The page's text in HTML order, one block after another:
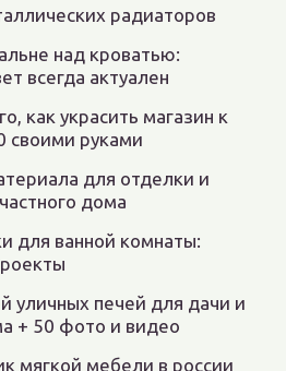
радиаторов
над кроватью:
всегда актуален
как украсить магазин к
своими руками
для отделки и
дома
для ванной комнаты:
уличных печей для дачи и
+ 50 фото и видео
мягкой мебели в россии